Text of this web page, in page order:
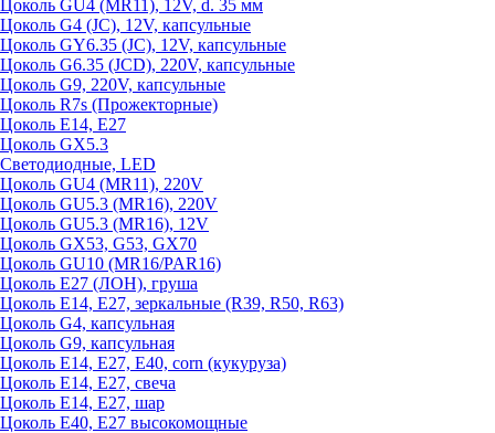
Цоколь GU4 (MR11), 12V, d. 35 мм
Цоколь G4 (JC), 12V, капсульные
Цоколь GY6.35 (JC), 12V, капсульные
Цоколь G6.35 (JCD), 220V, капсульные
Цоколь G9, 220V, капсульные
Цоколь R7s (Прожекторные)
Цоколь E14, E27
Цоколь GX5.3
Светодиодные, LED
Цоколь GU4 (MR11), 220V
Цоколь GU5.3 (MR16), 220V
Цоколь GU5.3 (MR16), 12V
Цоколь GX53, G53, GX70
Цоколь GU10 (MR16/PAR16)
Цоколь Е27 (ЛОН), груша
Цоколь Е14, Е27, зеркальные (R39, R50, R63)
Цоколь G4, капсульная
Цоколь G9, капсульная
Цоколь Е14, Е27, Е40, corn (кукуруза)
Цоколь Е14, Е27, свеча
Цоколь Е14, Е27, шар
Цоколь Е40, Е27 высокомощные